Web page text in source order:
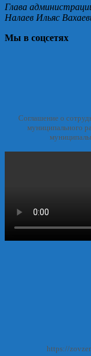
Глава
Налаев Ильяс
Мы в соцсетях
Соглашение о
муниципального
https://